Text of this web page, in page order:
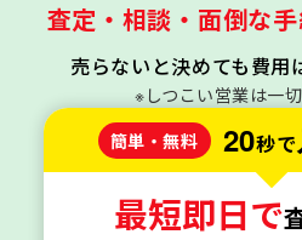
査定・相談・面倒な
売らないと決めても費用
※しつこい営業は一
簡単・無料
20秒で
最短即日で